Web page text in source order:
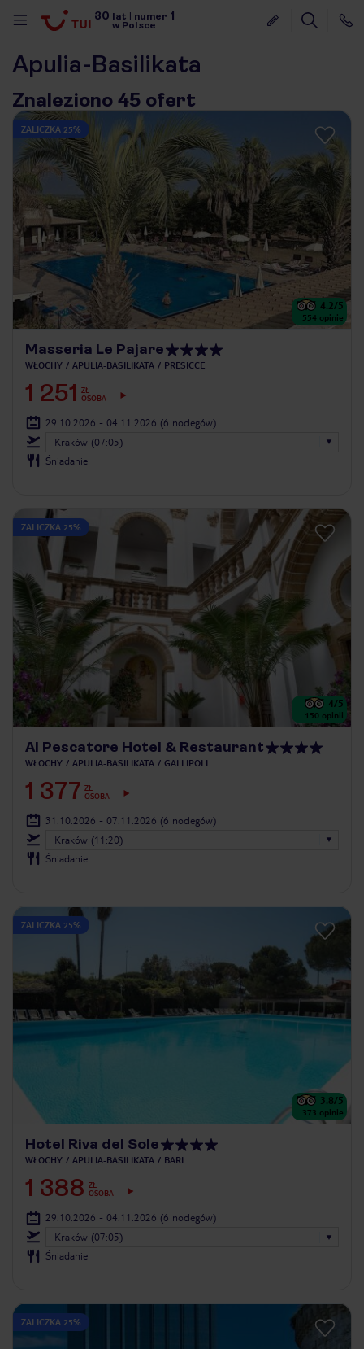
30 lat numer 1
w Polsce
Apulia-Basilikata
Znaleziono 45 ofert
ZALICZKA 25%
4.2/5
554 opinie
Masseria Le Pajare
WŁOCHY APULIA-BASILIKATA PRESICCE
1 251
ZŁ
OSOBA
29.10.2026 - 04.11.2026 (6 noclegów)
Kraków (07:05)
Śniadanie
ZALICZKA 25%
4/5
150 opinii
Al Pescatore Hotel & Restaurant
WŁOCHY APULIA-BASILIKATA GALLIPOLI
1 377 ZŁ
OSOBA
31.10.2026 - 07.11.2026 (6 noclegów)
Kraków (11:20)
Śniadanie
ZALICZKA 25%
3.8/5
373 opinie
Hotel Riva del Sole
WŁOCHY APULIA-BASILIKATA BARI
1 388 ZŁ
OSOBA
29.10.2026 - 04.11.2026 (6 noclegów)
Kraków (07:05)
Śniadanie
ZALICZKA 25%